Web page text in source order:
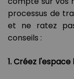
processus de
et ne ratez
conseils :
1. Créez